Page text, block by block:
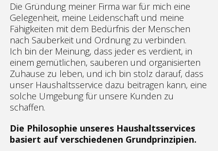
Die Gründung meiner Firma war für mich eine
Gelegenheit, meine Leidenschaft und meine
Fähigkeiten mit dem Bedürfnis der Menschen
nach Sauberkeit und Ordnung zu verbinden.
Ich bin der Meinung, dass jeder es verdient, in
einem gemütlichen, sauberen und organisierten
Zuhause zu leben, und ich bin stolz darauf, dass
unser Haushaltsservice dazu beitragen kann, eine
solche Umgebung für unsere Kunden zu
schaffen.
Die Philosophie unseres Haushaltsservices
basiert auf verschiedenen Grundprinzipien.